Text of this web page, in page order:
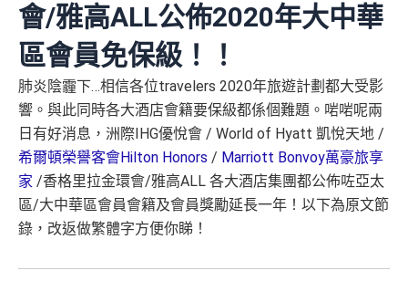
會/雅高ALL公佈2020年大中華
區會員免保級！！
肺炎陰霾下…相信各位travelers 2020年旅遊計劃都大受影
響。與此同時各大酒店會籍要保級都係個難題。啱啱呢兩
日有好消息，洲際IHG優悅會 / World of Hyatt 凱悅天地 /
希爾頓榮譽客會Hilton Honors / Marriott Bonvoy萬豪旅享
家 /香格里拉金環會/雅高ALL 各大酒店集團都公佈咗亞太
區/大中華區會員會籍及會員獎勵延長一年！以下為原文節
錄，改返做繁體字方便你睇！